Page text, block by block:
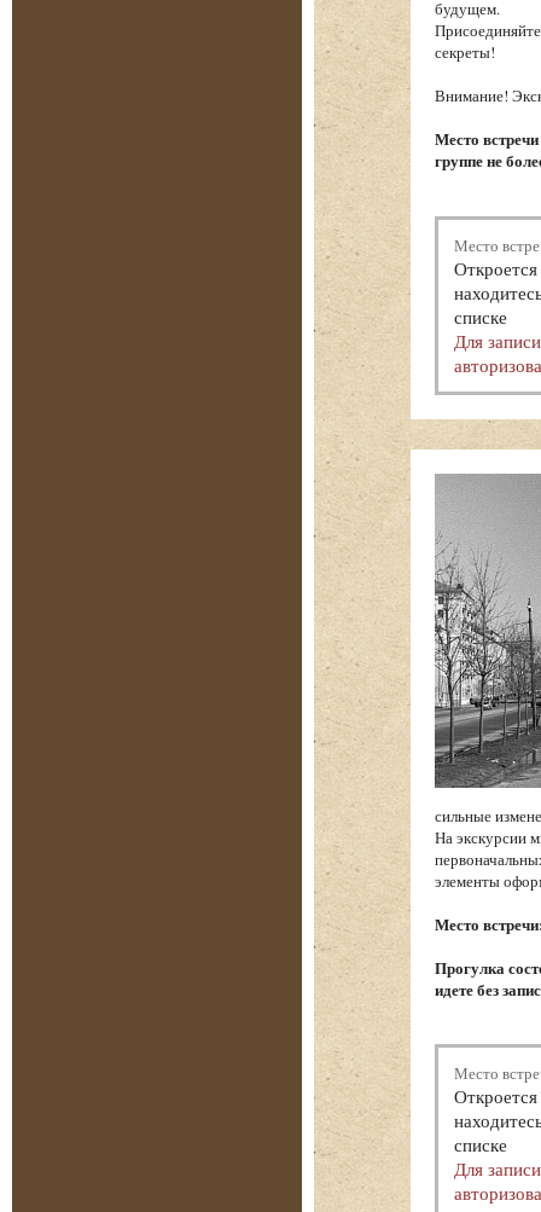
будущем.
секреты!
Внимание!
Место
группе не
Место
списке
Для
сильные
На экскурсии
элементы
Место
Прогулка
идете без
Место
списке
Для